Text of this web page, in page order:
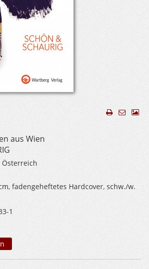
aus Wien
Österreich
fadengeheftetes Hardcover, schw./w.
1